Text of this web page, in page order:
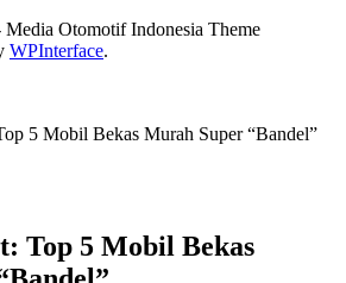
Otomotif Indonesia Theme
WPInterface.
5 Mobil Bekas Murah Super “Bandel”
Top 5 Mobil Bekas